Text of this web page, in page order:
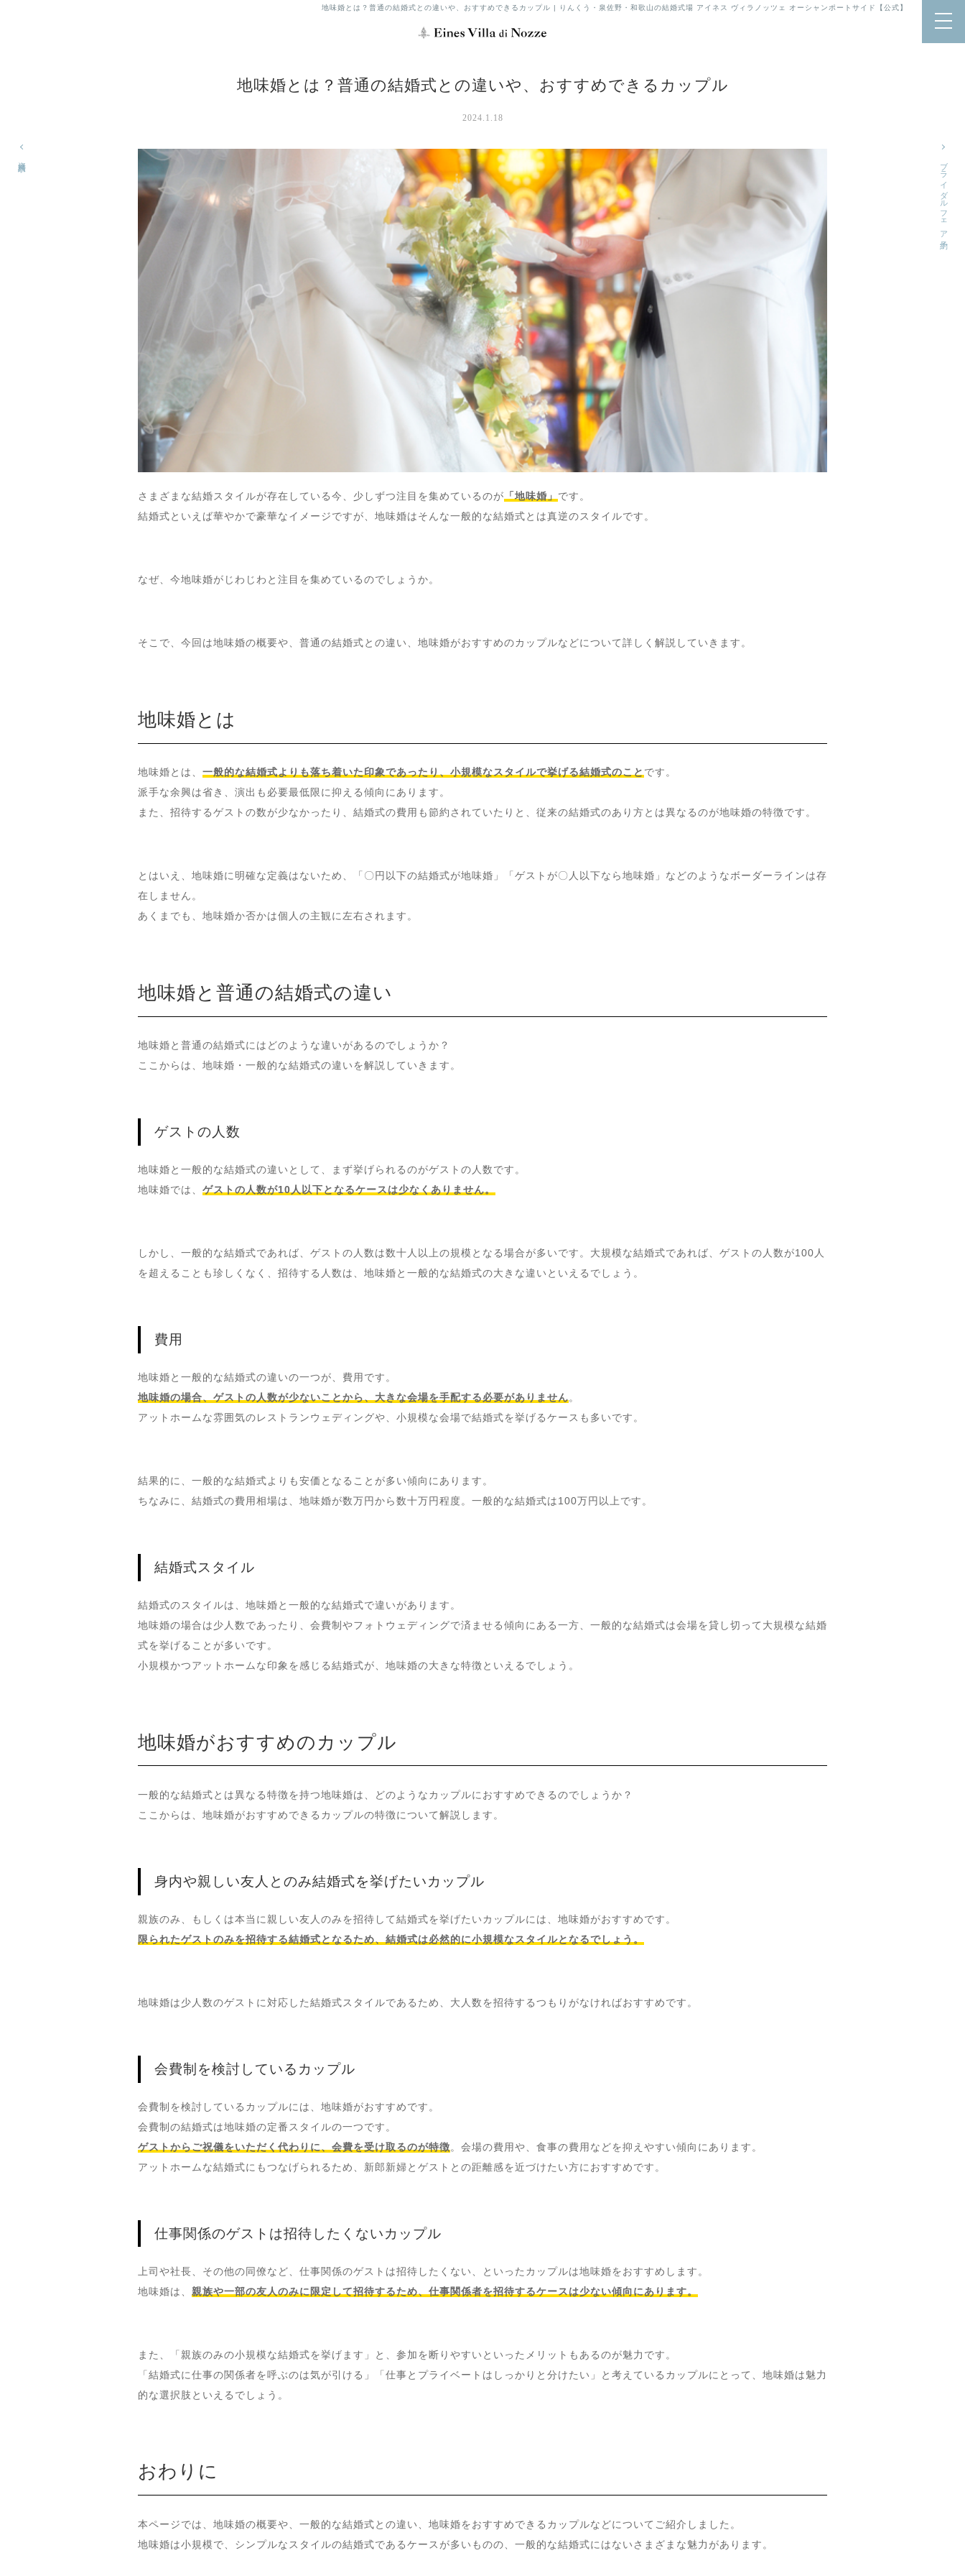
地味婚とは？普通の結婚式との違いや、おすすめできるカップル | りんくう・泉佐野・和歌山の結婚式場 アイネス ヴィラノッツェ オーシャンポートサイド【公式】
ブライダルフェア予約
地味婚とは？普通の結婚式との違いや、おすすめできるカップル
2024.1.18
さまざまな結婚スタイルが存在している今、少しずつ注目を集めているのが 「地味婚」 です。
結婚式といえば華やかで豪華なイメージですが、地味婚はそんな一般的な結婚式とは真逆のスタイルです。
なぜ、今地味婚がじわじわと注目を集めているのでしょうか。
そこで、今回は地味婚の概要や、普通の結婚式との違い、地味婚がおすすめのカップルなどについて詳しく解説していきます。
地味婚とは
地味婚とは、 一般的な結婚式よりも落ち着いた印象であったり、小規模なスタイルで挙げる結婚式のこと です。
派手な余興は省き、演出も必要最低限に抑える傾向にあります。
また、招待するゲストの数が少なかったり、結婚式の費用も節約されていたりと、従来の結婚式のあり方とは異なるのが地味婚の特徴です。
とはいえ、地味婚に明確な定義はないため、「〇円以下の結婚式が地味婚」「ゲストが〇人以下なら地味婚」などのようなボーダーラインは存
在しません。
あくまでも、地味婚か否かは個人の主観に左右されます。
地味婚と普通の結婚式の違い
地味婚と普通の結婚式にはどのような違いがあるのでしょうか？
ここからは、地味婚・一般的な結婚式の違いを解説していきます。
ゲストの人数
地味婚と一般的な結婚式の違いとして、まず挙げられるのがゲストの人数です。
地味婚では、 ゲストの人数が10人以下となるケースは少なくありません。
しかし、一般的な結婚式であれば、ゲストの人数は数十人以上の規模となる場合が多いです。大規模な結婚式であれば、ゲストの人数が100人
を超えることも珍しくなく、招待する人数は、地味婚と一般的な結婚式の大きな違いといえるでしょう。
費用
地味婚と一般的な結婚式の違いの一つが、費用です。
地味婚の場合、ゲストの人数が少ないことから、大きな会場を手配する必要がありません。
アットホームな雰囲気のレストランウェディングや、小規模な会場で結婚式を挙げるケースも多いです。
結果的に、一般的な結婚式よりも安価となることが多い傾向にあります。
ちなみに、結婚式の費用相場は、地味婚が数万円から数十万円程度。一般的な結婚式は100万円以上です。
結婚式スタイル
結婚式のスタイルは、地味婚と一般的な結婚式で違いがあります。
地味婚の場合は少人数であったり、会費制やフォトウェディングで済ませる傾向にある一方、一般的な結婚式は会場を貸し切って大規模な結婚
式を挙げることが多いです。
小規模かつアットホームな印象を感じる結婚式が、地味婚の大きな特徴といえるでしょう。
地味婚がおすすめのカップル
一般的な結婚式とは異なる特徴を持つ地味婚は、どのようなカップルにおすすめできるのでしょうか？
ここからは、地味婚がおすすめできるカップルの特徴について解説します。
身内や親しい友人とのみ結婚式を挙げたいカップル
親族のみ、もしくは本当に親しい友人のみを招待して結婚式を挙げたいカップルには、地味婚がおすすめです。
限られたゲストのみを招待する結婚式となるため、結婚式は必然的に小規模なスタイルとなるでしょう。
地味婚は少人数のゲストに対応した結婚式スタイルであるため、大人数を招待するつもりがなければおすすめです。
会費制を検討しているカップル
会費制を検討しているカップルには、地味婚がおすすめです。
会費制の結婚式は地味婚の定番スタイルの一つです。
ゲストからご祝儀をいただく代わりに、会費を受け取るのが特徴。会場の費用や、食事の費用などを抑えやすい傾向にあります。
アットホームな結婚式にもつなげられるため、新郎新婦とゲストとの距離感を近づけたい方におすすめです。
仕事関係のゲストは招待したくないカップル
上司や社長、その他の同僚など、仕事関係のゲストは招待したくない、といったカップルは地味婚をおすすめします。
地味婚は、 親族や一部の友人のみに限定して招待するため、仕事関係者を招待するケースは少ない傾向にあります。
また、「親族のみの小規模な結婚式を挙げます」と、参加を断りやすいといったメリットもあるのが魅力です。
「結婚式に仕事の関係者を呼ぶのは気が引ける」「仕事とプライベートはしっかりと分けたい」と考えているカップルにとって、地味婚は魅力
的な選択肢といえるでしょう。
おわりに
本ページでは、地味婚の概要や、一般的な結婚式との違い、地味婚をおすすめできるカップルなどについてご紹介しました。
地味婚は小規模で、シンプルなスタイルの結婚式であるケースが多いものの、一般的な結婚式にはないさまざまな魅力があります。